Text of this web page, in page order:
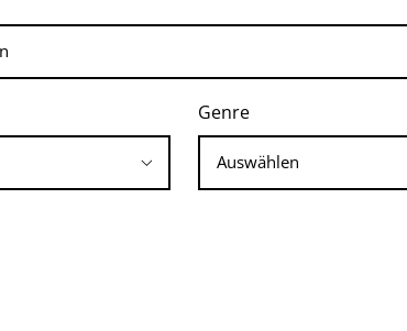
Genre